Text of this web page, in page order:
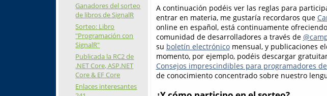
Ganadores del sorteo
de libros de SignalR
Sorteo: Libro
"Programación con
SignalR"
Publicada la RC2 de
.NET Core, ASP.NET
Core & EF Core
Enlaces interesantes
A continuación podéis ver las reglas para
entrar en materia, me gustaría recordaros que
online en español, está continuamente
comunidad de desarrolladores a través de
su boletín electrónicomensual, y publicaciones
momento, por ejemplo, podéis descargar
Consejos imprescindibles para programadores de
de conocimiento concentrado sobre nuestro